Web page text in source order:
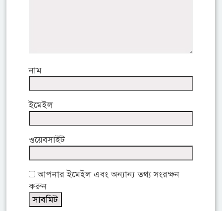
নাম
ইমেইল
ওয়েবসাইট
আপনার ইমেইল এবং অন্যান্য তথ্য সংরক্ষন
করুন